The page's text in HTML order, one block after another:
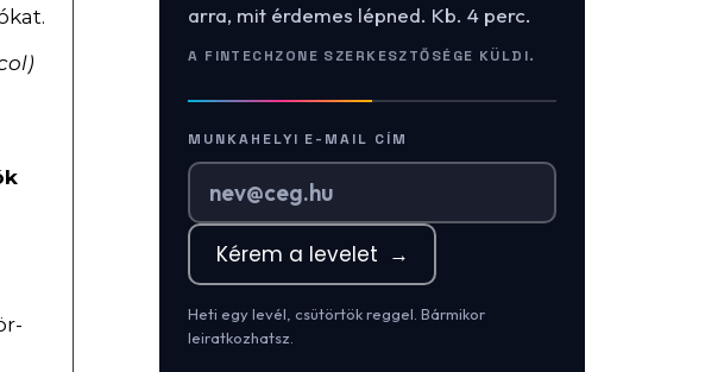
arra, mit érdemes lépned. Kb. 4 perc.
A FINTECHZONE SZERKESZTŐSÉGE KÜLDI.
MUNKAHELYI E-MAIL CÍM
Kérem a levelet →
Heti egy levél, csütörtök reggel. Bármikor
leiratkozhatsz.